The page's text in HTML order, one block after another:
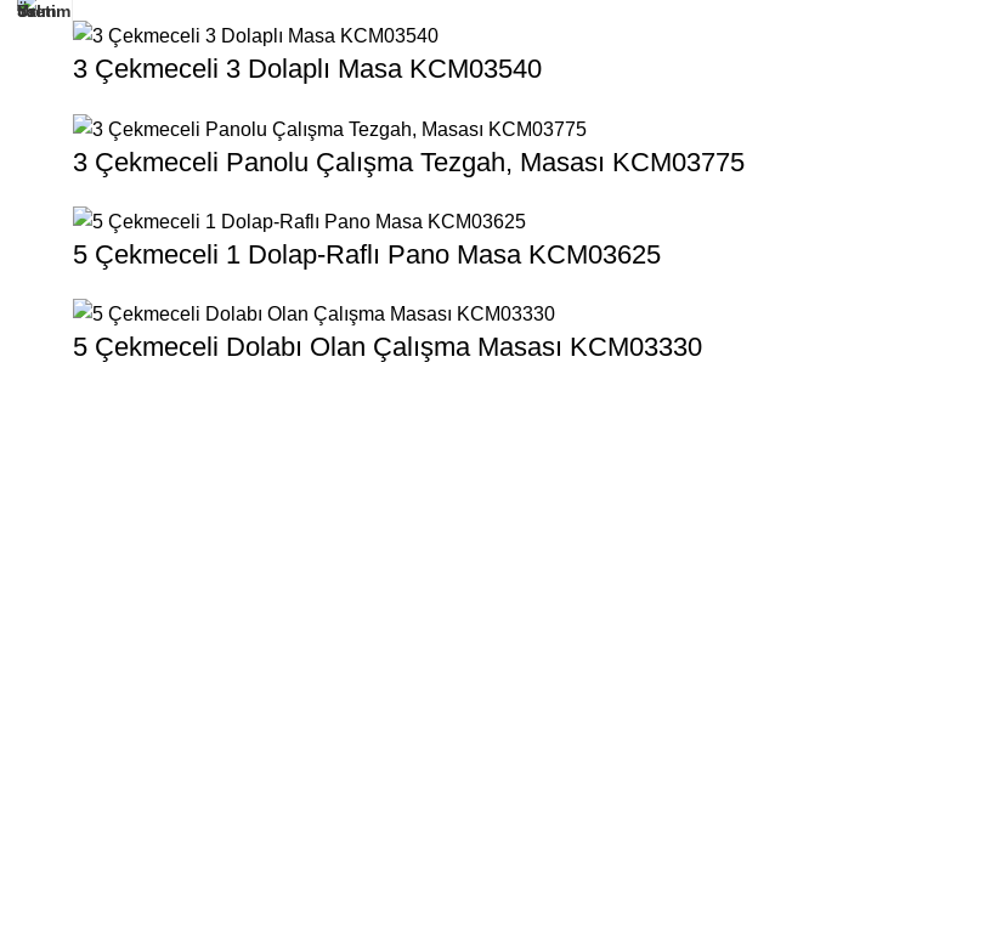
3 Çekmeceli 3 Dolaplı Masa KCM03540
3 Çekmeceli Panolu Çalışma Tezgah, Masası KCM03775
5 Çekmeceli 1 Dolap-Raflı Pano Masa KCM03625
5 Çekmeceli Dolabı Olan Çalışma Masası KCM03330